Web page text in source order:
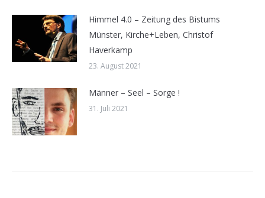
Himmel 4.0 – Zeitung des Bistums
Münster, Kirche+Leben, Christof
Haverkamp
23. August 2021
Männer – Seel – Sorge !
31. Juli 2021